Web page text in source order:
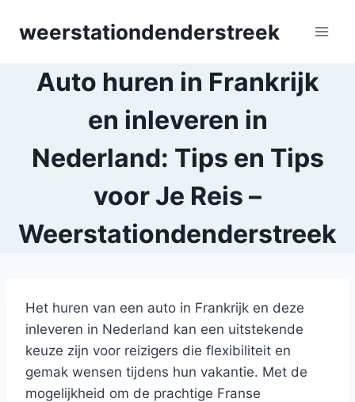
weerstationdenderstreek
Auto huren in Frankrijk
en inleveren in
Nederland: Tips en Tips
voor Je Reis –
Weerstationdenderstreek
Het huren van een auto in Frankrijk en deze
inleveren in Nederland kan een uitstekende
keuze zijn voor reizigers die flexibiliteit en
gemak wensen tijdens hun vakantie. Met de
mogelijkheid om de prachtige Franse